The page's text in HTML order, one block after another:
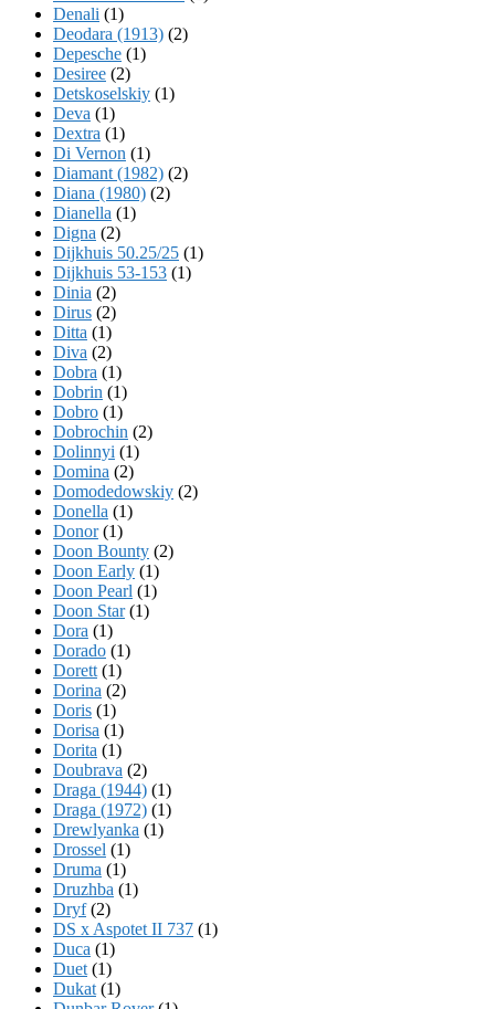
Denali (1)
Deodara (1913) (2)
Depesche (1)
Desiree (2)
Detskoselskiy (1)
Deva (1)
Dextra (1)
Di Vernon (1)
Diamant (1982) (2)
Diana (1980) (2)
Dianella (1)
Digna (2)
Dijkhuis 50.25/25 (1)
Dijkhuis 53-153 (1)
Dinia (2)
Dirus (2)
Ditta (1)
Diva (2)
Dobra (1)
Dobrin (1)
Dobro (1)
Dobrochin (2)
Dolinnyi (1)
Domina (2)
Domodedowskiy (2)
Donella (1)
Donor(1)
Doon Bounty (2)
Doon Early (1)
Doon Pearl (1)
Doon Star(1)
Dora (1)
Dorado (1)
Dorett (1)
Dorina (2)
Doris (1)
Dorisa (1)
Dorita (1)
Doubrava (2)
Draga (1944) (1)
Draga (1972) (1)
Drewlyanka (1)
Drossel (1)
Druma (1)
Druzhba (1)
Dryf(2)
DS x Aspotet II 737 (1)
Duca (1)
Duet (1)
Dukat (1)